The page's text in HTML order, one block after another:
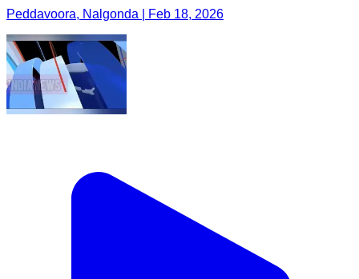
Peddavoora, Nalgonda | Feb 18, 2026